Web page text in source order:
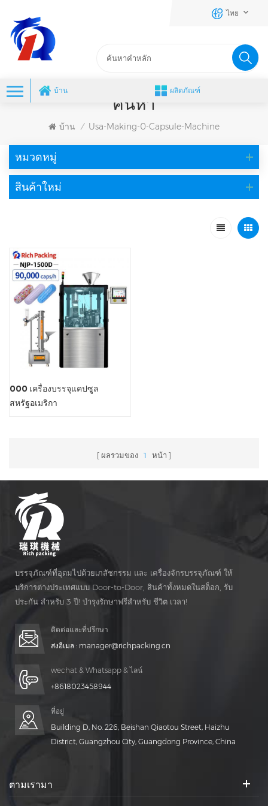
ไทย
บ้าน ผลิตภัณฑ์
ค้นหา
บ้าน / Usa-Making-0-Capsule-Machine
หมวดหมู่
สินค้าใหม่
000 เครื่องบรรจุแคปซูล
สหรัฐอเมริกา
ผลรวมของ 1 หน้า
บรรจุภัณฑ์ที่อุดมไปด้วยเภสัชกรรม และ เครื่องจักรบรรจุภัณฑ์ ให้
บริการต่างประเทศแบบ Door-to-Door, สินค้าทั้งหมดในสต็อก, รับ
ประกัน สำหรับ 3 ปี! บำรุงรักษาฟรีสำหรับ ชีวิต เวลา!
ติดต่อและที่ปรึกษา
ส่งอีเมล : manager@richpacking.cn
wechat & Whatsapp & ไลน์
+8618023458944
ที่อยู่
Building D, No. 226, Beishan Qiaotou Street, Haizhu
District, Guangzhou City, Guangdong Province, China
ตามเรามา